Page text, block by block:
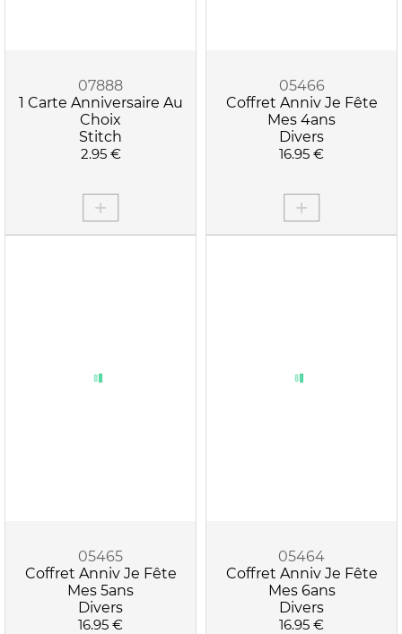
07888
1 Carte Anniversaire Au
Choix
Stitch
2.95 €
05466
Coffret Anniv Je Fête
Mes 4ans
Divers
16.95 €
05465
Coffret Anniv Je Fête
Mes 5ans
Divers
16.95 €
05464
Coffret Anniv Je Fête
Mes 6ans
Divers
16.95 €